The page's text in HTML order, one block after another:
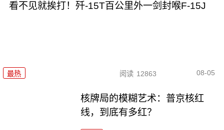
看不见就挨打！歼-15T百公里外一剑封喉F-15J
最热 阅读 12863 08-05
核牌局的模糊艺术：普京核红
线，到底有多红？